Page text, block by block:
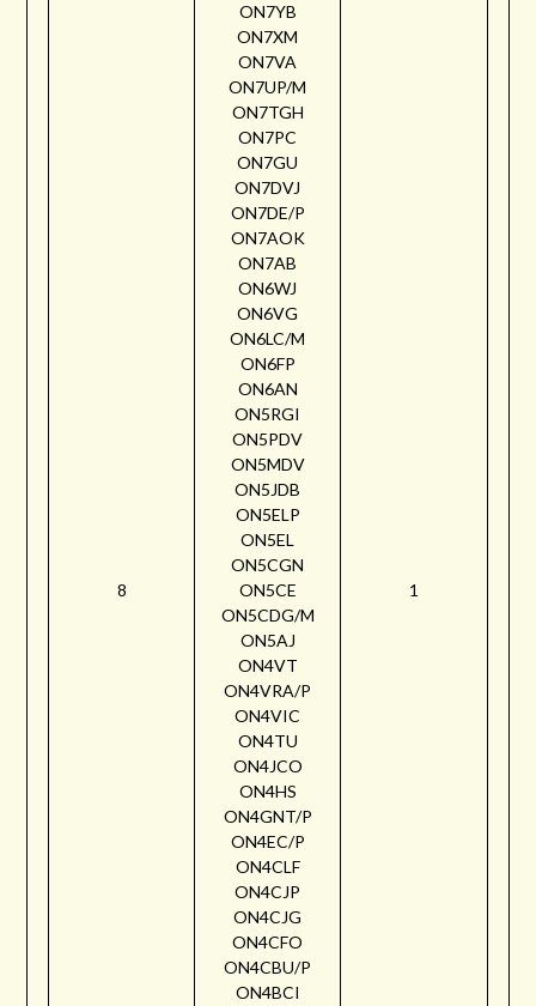
8
ON7YB
ON7XM
ON7VA
ON7UP/M
ON7TGH
ON7PC
ON7GU
ON7DVJ
ON7DE/P
ON7AOK
ON7AB
ON6WJ
ON6VG
ON6LC/M
ON6FP
ON6AN
ON5RGI
ON5PDV
ON5MDV
ON5JDB
ON5ELP
ON5EL
ON5CGN
ON5CE
ON5CDG/M
ON5AJ
ON4VT
ON4VRA/P
ON4VIC
ON4TU
ON4JCO
ON4HS
ON4GNT/P
ON4EC/P
ON4CLF
ON4CJP
ON4CJG
ON4CFO
ON4CBU/P
ON4BCI
1